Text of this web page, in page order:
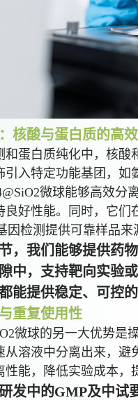
核酸与蛋白质的高
和蛋白质纯化中，核酸
引入特定功能基团，如
微球能够高效分
良好性能。同时，它
因检测提供可靠样品来
，我们能够提供药
中，支持靶向实验
能提供稳定、可控
重复使用性
微球的另一大优势
从溶液中分离出来，避
性能，降低实验成本，
发中的GMP及中试